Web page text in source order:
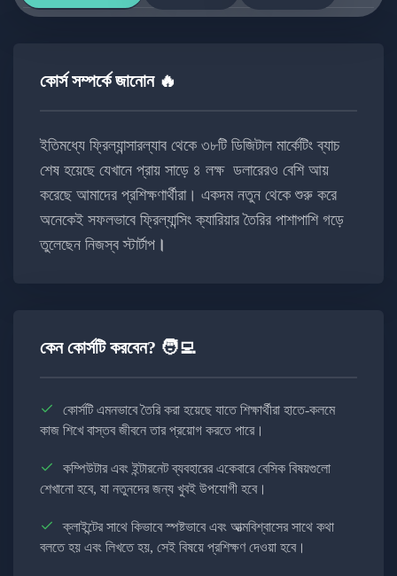
কোর্স সম্পর্কে জানোন 🔥
ইতিমধ্যে ফ্রিল্যান্সারল্যাব থেকে ৩৮টি ডিজিটাল মার্কেটিং ব্যাচ
শেষ হয়েছে যেখানে প্রায় সাড়ে ৪ লক্ষ ডলারেরও বেশি আয়
করেছে আমাদের প্রশিক্ষণার্থীরা। একদম নতুন থেকে শুরু করে
অনেকেই সফলভাবে ফ্রিল্যান্সিং ক্যারিয়ার তৈরির পাশাপাশি গড়ে
তুলেছেন নিজস্ব স্টার্টাপ ।
কেন কোর্সটি করবেন? 🧑‍💻
কোর্সটি এমনভাবে তৈরি করা হয়েছে যাতে শিক্ষার্থীরা হাতে-কলমে
কাজ শিখে বাস্তব জীবনে তার প্রয়োগ করতে পারে।
কম্পিউটার এবং ইন্টারনেট ব্যবহারের একেবারে বেসিক বিষয়গুলো
শেখানো হবে, যা নতুনদের জন্য খুবই উপযোগী হবে।
ক্লাইন্টের সাথে কিভাবে স্পষ্টভাবে এবং আত্মবিশ্বাসের সাথে কথা
বলতে হয় এবং লিখতে হয়, সেই বিষয়ে প্রশিক্ষণ দেওয়া হবে।